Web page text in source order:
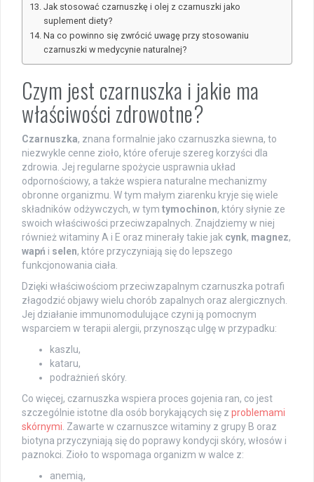
Jak stosować czarnuszkę i olej z czarnuszki jako
suplement diety?
Na co powinno się zwrócić uwagę przy stosowaniu
czarnuszki w medycynie naturalnej?
Czym jest czarnuszka i jakie ma
właściwości zdrowotne?
Czarnuszka, znana formalnie jako czarnuszka siewna, to
niezwykle cenne zioło, które oferuje szereg korzyści dla
zdrowia. Jej regularne spożycie usprawnia układ
odpornościowy, a także wspiera naturalne mechanizmy
obronne organizmu. W tym małym ziarenku kryje się wiele
składników odżywczych, w tym tymochinon, który słynie ze
swoich właściwości przeciwzapalnych. Znajdziemy w niej
również witaminy A i E oraz minerały takie jak cynk, magnez,
wapń i selen, które przyczyniają się do lepszego
funkcjonowania ciała.
Dzięki właściwościom przeciwzapalnym czarnuszka potrafi
złagodzić objawy wielu chorób zapalnych oraz alergicznych.
Jej działanie immunomodulujące czyni ją pomocnym
wsparciem w terapii alergii, przynosząc ulgę w przypadku:
kaszlu,
kataru,
podrażnień skóry.
Co więcej, czarnuszka wspiera proces gojenia ran, co jest
szczególnie istotne dla osób borykających się z problemami
skórnymi . Zawarte w czarnuszce witaminy z grupy B oraz
biotyna przyczyniają się do poprawy kondycji skóry, włosów i
paznokci. Zioło to wspomaga organizm w walce z:
anemią,